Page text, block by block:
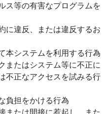
ス等の有害なプログラムを
に違反、または違反するお
本システムを利用する行為
またはシステム等に不正に
不正なアクセスを試みる行
負担をかける行為
または間接に惹起し、また